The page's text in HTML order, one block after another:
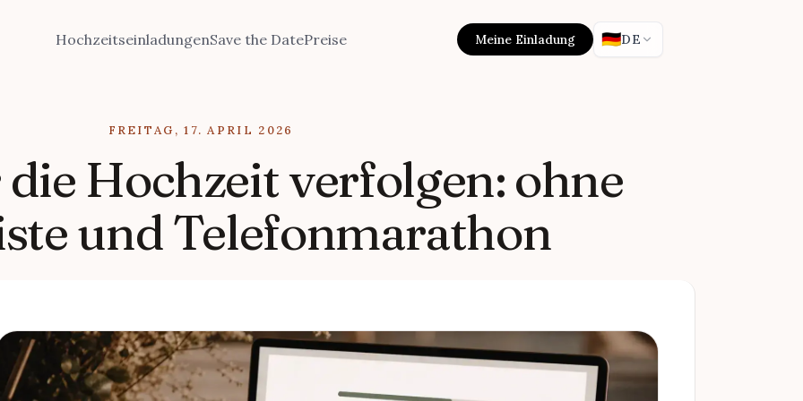
HochzeitseinladungenSave the DatePreise Meine Einladung 🇩🇪DE
FREITAG, 17. APRIL 2026
die Hochzeit verfolgen: ohne
und Telefonmarathon